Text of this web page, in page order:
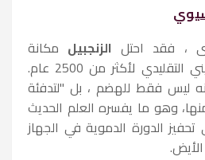
، فقد احتل الزنجبيل مكانة
مرموقة في الطب الصيني التقليدي لأكثر من 2500 عام.
ليس فقط للهضم ، بل "لتدفئة
وهو ما يفسره العلم الحديث
تحفيز الدورة الدموية في الجهاز